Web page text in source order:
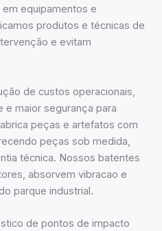
equipamentos e
produtos e técnicas de
e evitam
de custos operacionais,
e maior segurança para
peças e artefatos com
peças sob medida,
técnica. Nossos batentes
absorvem vibracao e
parque industrial.
de pontos de impacto